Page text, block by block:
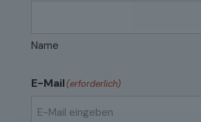
Name
E-Mail(erforderlich)